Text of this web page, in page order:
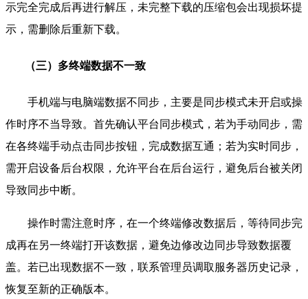
示完全完成后再进行解压，未完整下载的压缩包会出现损坏提
示，需删除后重新下载。
（三）多终端数据不一致
手机端与电脑端数据不同步，主要是同步模式未开启或操
作时序不当导致。首先确认平台同步模式，若为手动同步，需
在各终端手动点击同步按钮，完成数据互通；若为实时同步，
需开启设备后台权限，允许平台在后台运行，避免后台被关闭
导致同步中断。
操作时需注意时序，在一个终端修改数据后，等待同步完
成再在另一终端打开该数据，避免边修改边同步导致数据覆
盖。若已出现数据不一致，联系管理员调取服务器历史记录，
恢复至新的正确版本。